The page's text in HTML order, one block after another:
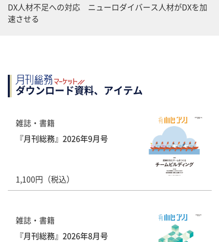
DX人材不足への対応 ニューロダイバース人材がDXを加
速させる
ダウンロード資料、アイテム
雑誌・書籍
『月刊総務』2026年9月号
1,100円（税込）
雑誌・書籍
『月刊総務』2026年8月号